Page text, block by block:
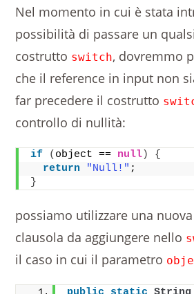
Nel momento in cui è stata
possibilità di passare un
costrutto switch, dovremmo
che il reference in input non
far precedere il costrutto
controllo di nullità:
if ( object == null)
{
return
"Null!" ;
}
possiamo utilizzare una
clausola da aggiungere nello
il caso in cui il parametro